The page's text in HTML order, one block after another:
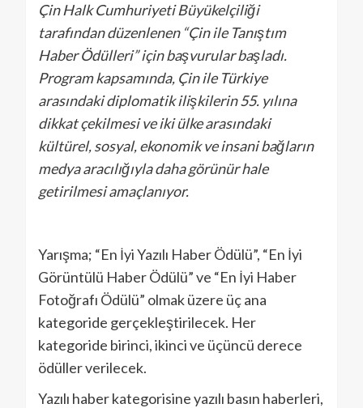
Çin Halk Cumhuriyeti Büyükelçiliği
tarafından düzenlenen “Çin ile Tanıştım
Haber Ödülleri” için başvurular başladı.
Program kapsamında, Çin ile Türkiye
arasındaki diplomatik ilişkilerin 55. yılına
dikkat çekilmesi ve iki ülke arasındaki
kültürel, sosyal, ekonomik ve insani bağların
medya aracılığıyla daha görünür hale
getirilmesi amaçlanıyor.
Yarışma; “En İyi Yazılı Haber Ödülü”, “En İyi
Görüntülü Haber Ödülü” ve “En İyi Haber
Fotoğrafı Ödülü” olmak üzere üç ana
kategoride gerçekleştirilecek. Her
kategoride birinci, ikinci ve üçüncü derece
ödüller verilecek.
Yazılı haber kategorisine yazılı basın haberleri,